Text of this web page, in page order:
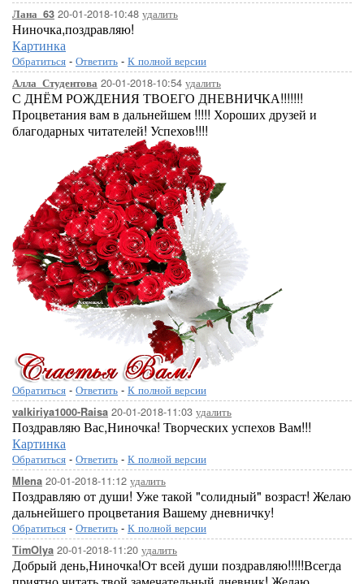
Лана_63 20-01-2018-10:48 удалить
Ниночка,поздравляю!
Картинка
Обратиться - Ответить - К полной версии
Алла_Студентова 20-01-2018-10:54 удалить
С ДНЁМ РОЖДЕНИЯ ТВОЕГО ДНЕВНИЧКА!!!!!!!
Процветания вам в дальнейшем !!!!! Хороших друзей и
благодарных читателей! Успехов!!!!
Обратиться - Ответить - К полной версии
valkiriya1000-Raisa 20-01-2018-11:03 удалить
Поздравляю Вас,Ниночка! Творческих успехов Вам!!!
Картинка
Обратиться - Ответить - К полной версии
Mlena 20-01-2018-11:12 удалить
Поздравляю от души! Уже такой "солидный" возраст! Желаю
дальнейшего процветания Вашему дневничку!
Обратиться - Ответить - К полной версии
TimOlya 20-01-2018-11:20 удалить
Добрый день,Ниночка!От всей души поздравляю!!!!!Всегда